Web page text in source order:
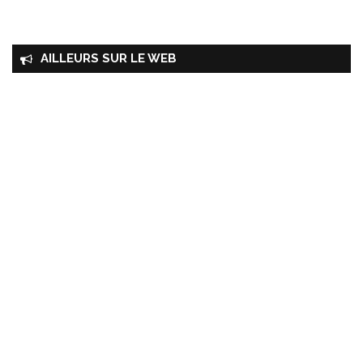
AILLEURS SUR LE WEB